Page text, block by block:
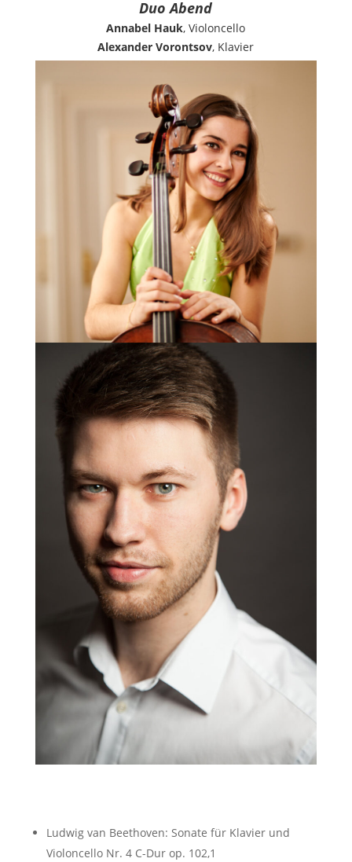
Duo Abend
Annabel Hauk, Violoncello
Alexander Vorontsov, Klavier
Ludwig van Beethoven: Sonate für Klavier und
Violoncello Nr. 4 C-Dur op. 102,1